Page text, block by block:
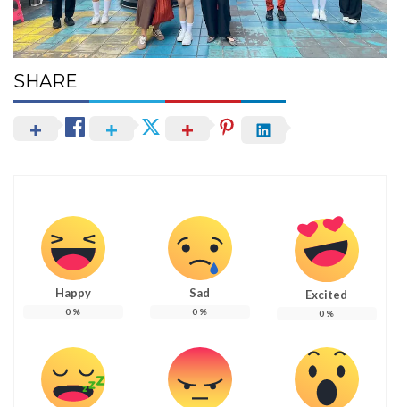
SHARE
Happy
0 %
Sad
0 %
Excited
0 %